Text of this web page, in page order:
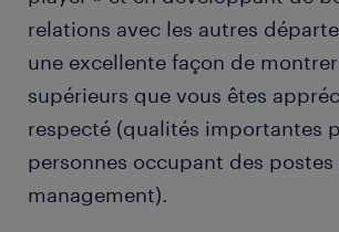
relations avec les autres
une excellente façon de
supérieurs que vous êtes
respecté (qualités importantes
personnes occupant des postes
management).